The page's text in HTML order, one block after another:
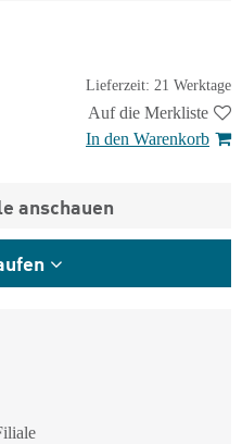
Lieferzeit: 21 Werktage
Auf die Merkliste
In den Warenkorb
anschauen